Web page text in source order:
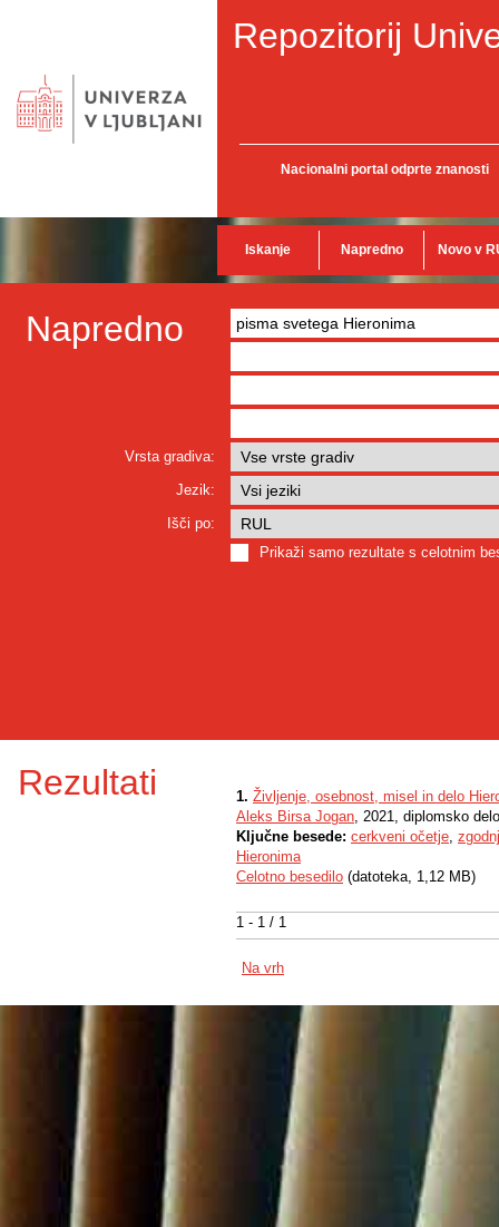
Repozitorij
Nacionalni portal odprte znanosti
Iskanje Napredno Novo v
Napredno
Vrsta gradiva:
Jezik:
Išči po:
Prikaži samo rezultate s celotnim
Rezultati
1 - 1 / 1
1. Življenje, osebnost, misel in delo
Aleks Birsa Jogan, 2021, diplomsko delo
Ključne besede: cerkveni očetje,
Hieronima
Celotno besedilo (datoteka, 1,12 MB)
Na vrh